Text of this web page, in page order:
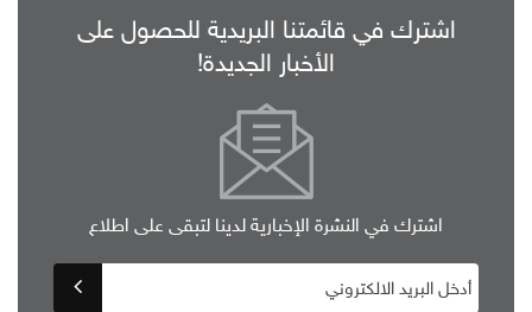
اشترك في قائمتنا البريدية للحصول على
الأخبار الجديدة!
اشترك في النشرة الإخبارية لدينا لتبقى على اطلاع